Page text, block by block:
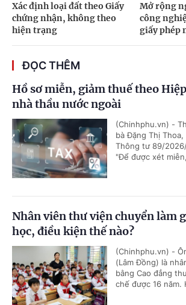
Xác định loại đất theo Giấy
chứng nhận, không theo
hiện trạng
Mở rộng
công
giấy phép
ĐỌC THÊM
Hồ sơ miễn, giảm thuế theo
nhà thầu nước ngoài
(Chinhphu.vn) -
bà Đặng Thị
Thông tư 89/
"Để được xét
Nhân viên thư viện chuyển làm
học, điều kiện thế nào?
(Chinhphu.vn) -
(Lâm Đồng) là
bằng Cao đẳng
chế được 16 năm.